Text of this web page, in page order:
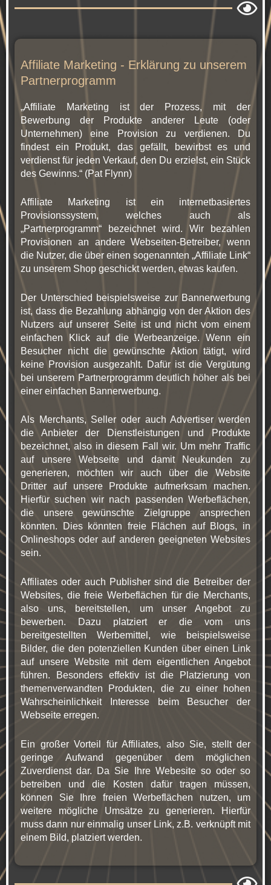
Affiliate Marketing - Erklärung zu unserem
Partnerprogramm
„Affiliate Marketing ist der Prozess, mit der
Bewerbung der Produkte anderer Leute (oder
Unternehmen) eine Provision zu verdienen. Du
findest ein Produkt, das gefällt, bewirbst es und
verdienst für jeden Verkauf, den Du erzielst, ein Stück
des Gewinns.“ (Pat Flynn)
Affiliate Marketing ist ein internetbasiertes
Provisionssystem, welches auch als
„Partnerprogramm“ bezeichnet wird. Wir bezahlen
Provisionen an andere Webseiten-Betreiber, wenn
die Nutzer, die über einen sogenannten „Affiliate Link“
zu unserem Shop geschickt werden, etwas kaufen.
Der Unterschied beispielsweise zur Bannerwerbung
ist, dass die Bezahlung abhängig von der Aktion des
Nutzers auf unserer Seite ist und nicht vom einem
einfachen Klick auf die Werbeanzeige. Wenn ein
Besucher nicht die gewünschte Aktion tätigt, wird
keine Provision ausgezahlt. Dafür ist die Vergütung
bei unserem Partnerprogramm deutlich höher als bei
einer einfachen Bannerwerbung.
Als Merchants, Seller oder auch Advertiser werden
die Anbieter der Dienstleistungen und Produkte
bezeichnet, also in diesem Fall wir. Um mehr Traffic
auf unsere Webseite und damit Neukunden zu
generieren, möchten wir auch über die Website
Dritter auf unsere Produkte aufmerksam machen.
Hierfür suchen wir nach passenden Werbeflächen,
die unsere gewünschte Zielgruppe ansprechen
könnten. Dies könnten freie Flächen auf Blogs, in
Onlineshops oder auf anderen geeigneten Websites
sein.
Affiliates oder auch Publisher sind die Betreiber der
Websites, die freie Werbeflächen für die Merchants,
also uns, bereitstellen, um unser Angebot zu
bewerben. Dazu platziert er die vom uns
bereitgestellten Werbemittel, wie beispielsweise
Bilder, die den potenziellen Kunden über einen Link
auf unsere Website mit dem eigentlichen Angebot
führen. Besonders effektiv ist die Platzierung von
themenverwandten Produkten, die zu einer hohen
Wahrscheinlichkeit Interesse beim Besucher der
Webseite erregen.
Ein großer Vorteil für Affiliates, also Sie, stellt der
geringe Aufwand gegenüber dem möglichen
Zuverdienst dar. Da Sie Ihre Webesite so oder so
betreiben und die Kosten dafür tragen müssen,
können Sie Ihre freien Werbeflächen nutzen, um
weitere mögliche Umsätze zu generieren. Hierfür
muss dann nur einmalig unser Link, z.B. verknüpft mit
einem Bild, platziert werden.